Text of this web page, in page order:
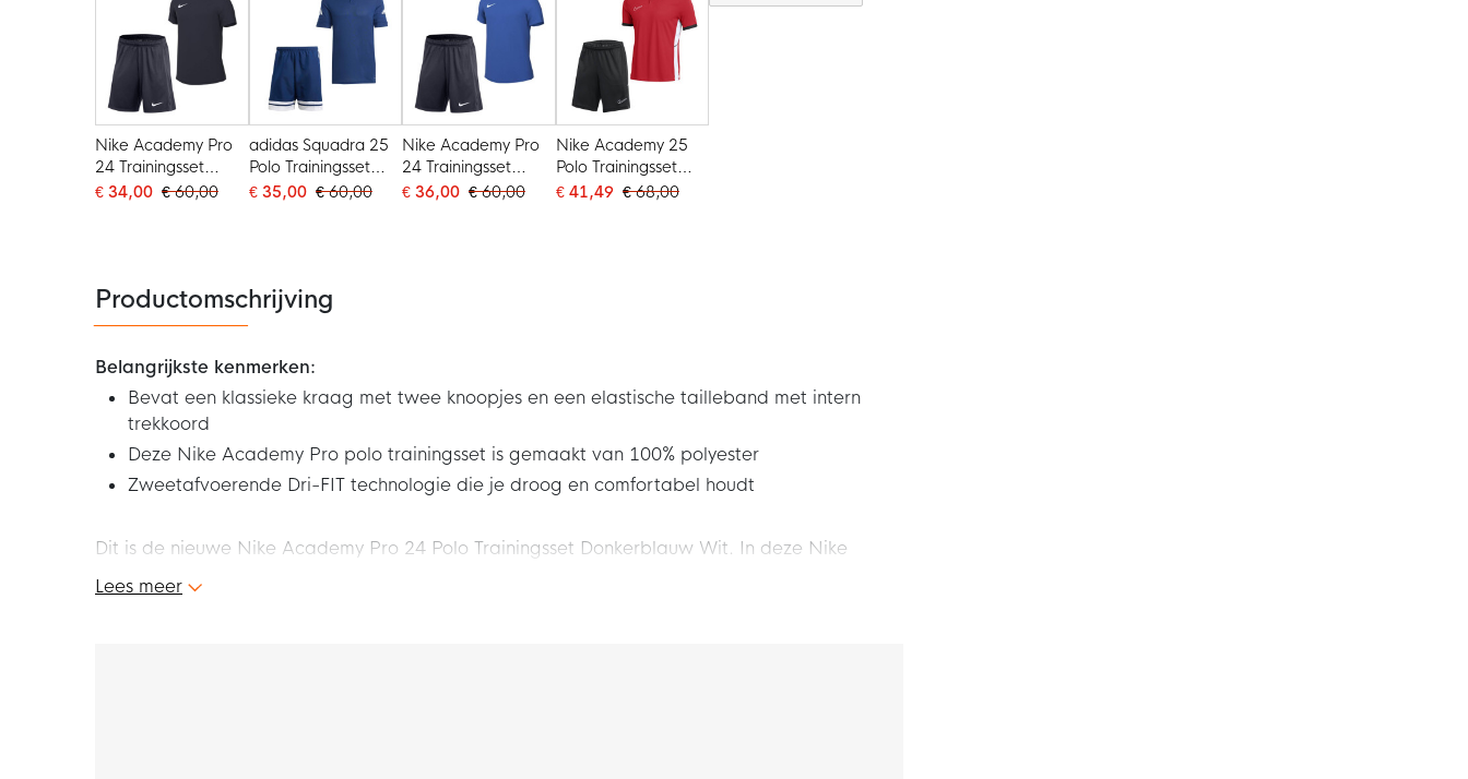
Nike Academy Pro
24 Trainingsset
Donkerblauw Wit
€ 34,00 € 60,00
adidas Squadra 25
Polo Trainingsset
Donkerblauw Wit
€ 35,00 € 60,00
Nike Academy Pro
24 Trainingsset
Blauw Wit
€ 36,00 € 60,00
Nike Academy 25
Polo Trainingsset
Rood Zwart Wit
€ 41,49 € 68,00
Productomschrijving
Belangrijkste kenmerken:
Bevat een klassieke kraag met twee knoopjes en een elastische tailleband met intern
trekkoord
Deze Nike Academy Pro polo trainingsset is gemaakt van 100% polyester
Zweetafvoerende Dri-FIT technologie die je droog en comfortabel houdt
Dit is de nieuwe Nike Academy Pro 24 Polo Trainingsset Donkerblauw Wit. In deze Nike
trainingsset loop je voorop tijdens je training of warming-up voor de wedstrijd. De Nike
swoosh maakt jouw look helemaal compleet. Haal het beste uit jezelf met deze gave Nike
Lees meer